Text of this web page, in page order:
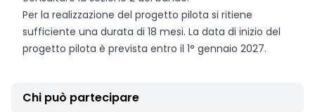
Per la realizzazione del progetto pilota si ritiene
sufficiente una durata di 18 mesi. La data di inizio del
progetto pilota è prevista entro il 1° gennaio 2027.
Chi può partecipare